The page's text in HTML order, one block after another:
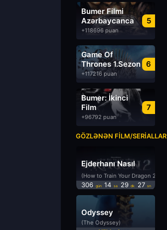
5
Bumer Filmi
Azərbaycanca
Dublyaj izle
+118696 puan
6
Game Of
Thrones 1.Sezon
Türkçe Dublaj
izle
+117216 puan
7
Bumer: İkinci
Film
Azərbaycanca
Dublyaj izle
+96792 puan
GÖZLƏNƏN FILM/SERIALLAR
Ejderhanı Nasıl
Eğitirsin 2
(How to Train Your Dragon 2)
306 gün 14 sa 29 dk 26 sn
Odyssey
(The Odyssey)